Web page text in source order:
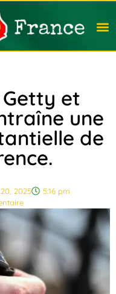
et
une
de
2025
5:16 pm